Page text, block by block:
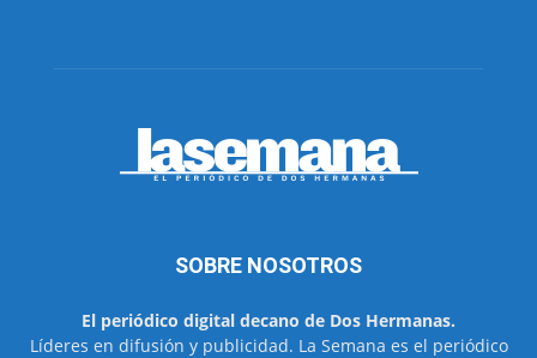
SOBRE NOSOTROS
El periódico digital decano de Dos Hermanas.
Líderes en difusión y publicidad. La Semana es el periódico